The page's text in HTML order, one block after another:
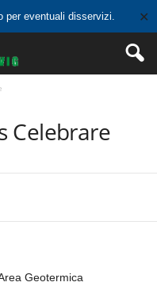
per eventuali disservizi. ✕
Celebrare
Geotermica